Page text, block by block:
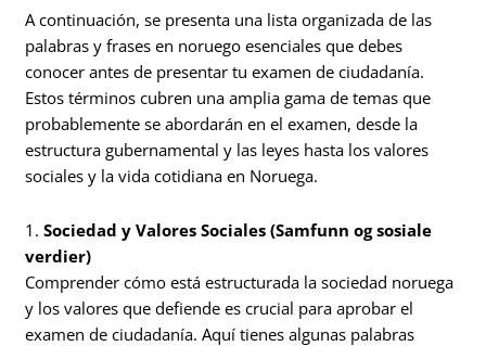
A continuación, se presenta una lista organizada de las
palabras y frases en noruego esenciales que debes
conocer antes de presentar tu examen de ciudadanía.
Estos términos cubren una amplia gama de temas que
probablemente se abordarán en el examen, desde la
estructura gubernamental y las leyes hasta los valores
sociales y la vida cotidiana en Noruega.
1.Sociedad y Valores Sociales (Samfunn og sosiale
verdier)
Comprender cómo está estructurada la sociedad noruega
y los valores que defiende es crucial para aprobar el
examen de ciudadanía. Aquí tienes algunas palabras